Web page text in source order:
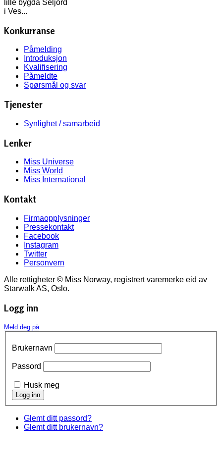
lille bygda Seljord
i Ves...
Konkurranse
Påmelding
Introduksjon
Kvalifisering
Påmeldte
Spørsmål og svar
Tjenester
Synlighet / samarbeid
Lenker
Miss Universe
Miss World
Miss International
Kontakt
Firmaopplysninger
Pressekontakt
Facebook
Instagram
Twitter
Personvern
Alle rettigheter © Miss Norway, registrert varemerke eid av
Starwalk AS, Oslo.
Logg inn
Meld deg på
Brukernavn
Passord
Husk meg
Glemt ditt passord?
Glemt ditt brukernavn?